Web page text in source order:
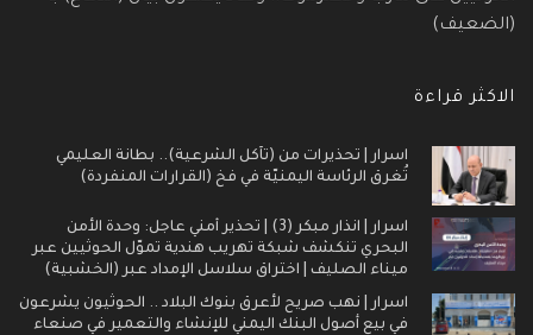
(الضعيف)
الاكثر قراءة
اسرار | تحذيرات من (تآكل الشرعية).. بطانة العليمي
تُغرق الرئاسة اليمنيّة في فخ (القرارات المنفردة)
اسرار | انذار مبكر (3) | تحذير أمني عاجل: وحدة الأمن
البحري تنكشف شبكة تهريب هندية تموّل الحوثيين عبر
ميناء الصليف | اختراق سلاسل الإمداد عبر (الخشبية)
اسرار | نهب صريح لأعرق بنوك البلاد .. الحوثيون يشرعون
في بيع أصول البنك اليمني للإنشاء والتعمير في صنعاء